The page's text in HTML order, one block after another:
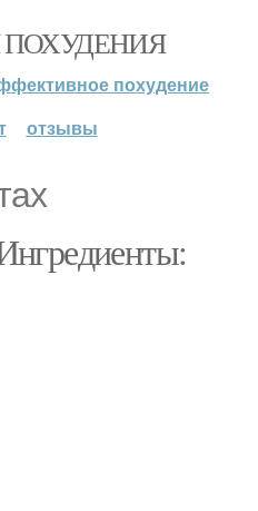
похудение
отзывы